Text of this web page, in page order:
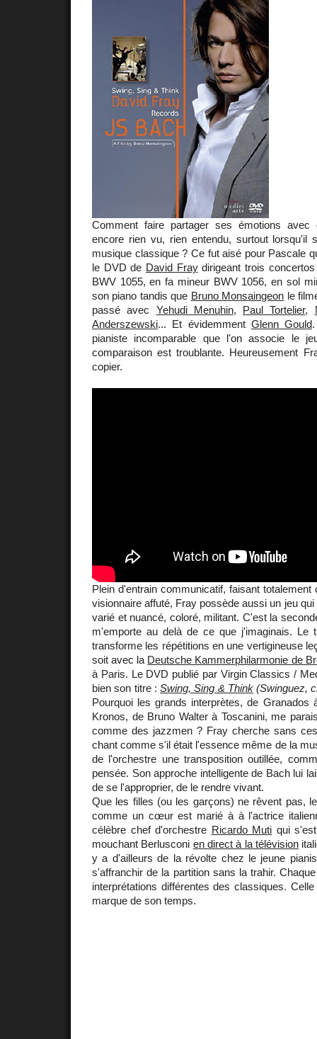
Comment faire partager ses émotions
encore rien vu, rien entendu, surtout lorsqu'il
musique classique ? Ce fut aisé pour Pascale
le DVD de David Fraydirigeant trois
BWV 1055, en fa mineur BWV 1056, en sol
son piano tandis que Bruno Monsaingeon le
passé avec Yehudi Menuhin, Paul Tortelier,
Anderszewski... Et évidemment Glenn Gould
pianiste incomparable que l'on associe le
comparaison est troublante. Heureusement
copier.
Plein d'entrain communicatif, faisant
visionnaire affuté, Fray possède aussi un jeu
varié et nuancé, coloré, militant. C'est la
m'emporte au delà de ce que j'imaginais. Le
transforme les répétitions en une vertigineuse
soit avec la Deutsche Kammerphilarmonie de
à Paris. Le DVD publié par Virgin Classics /
bien son titre :Swing, Sing & Think (Swinguez,
Pourquoi les grands interprètes, de Granados
Kronos, de Bruno Walter à Toscanini, me
comme des jazzmen ? Fray cherche sans
chant comme s'il était l'essence même de la
de l'orchestre une transposition outillée,
pensée. Son approche intelligente de Bach lui
de se l'approprier, de le rendre vivant.
Que les filles (ou les garçons) ne rêvent pas,
comme un cœur est marié à à l'actrice
célèbre chef d'orchestre Ricardo Muti qui
mouchant Berlusconi en direct à la télévision
y a d'ailleurs de la révolte chez le jeune
s'affranchir de la partition sans la trahir.
interprétations différentes des classiques.
marque de son temps.